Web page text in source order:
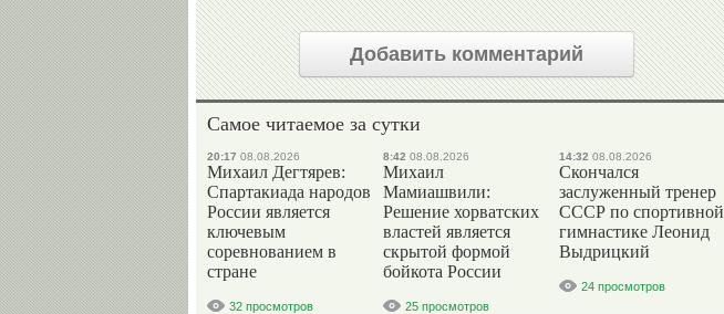
Добавить комментарий
Самое читаемое за сутки
20:17 08.08.2026
Михаил Дегтярев:
Спартакиада народов
России является
ключевым
соревнованием в
стране
32 просмотров
8:42 08.08.2026
Михаил
Мамиашвили:
Решение хорватских
властей является
скрытой формой
бойкота России
25 просмотров
14:32 08.08.2026
Скончался
заслуженный тренер
СССР по спортивной
гимнастике Леонид
Выдрицкий
24 просмотров